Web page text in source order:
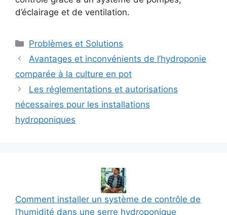
d’éclairage et de ventilation.
Catégories
Problèmes et Solutions
Avantages et inconvénients de l’hydroponie
comparée à la culture en pot
Les réglementations et autorisations
nécessaires pour les installations
hydroponiques
Comment installer un système de contrôle de
l’humidité dans une serre hydroponique